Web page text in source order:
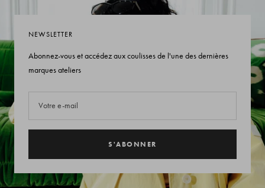
NEWSLETTER
Abonnez-vous et accédez aux coulisses de l'une des dernières
marques ateliers
Votre e-mail
S'ABONNER